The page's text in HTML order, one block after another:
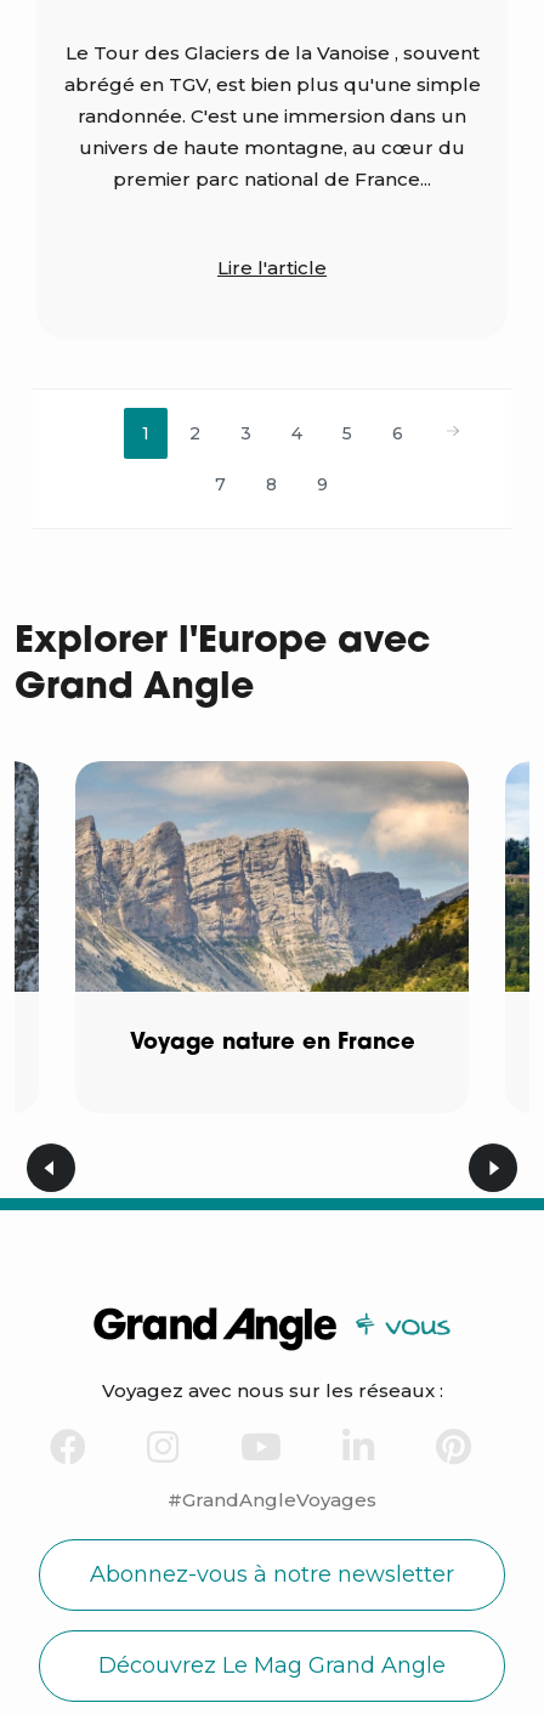
Le Tour des Glaciers de la Vanoise , souvent
abrégé en TGV, est bien plus qu'une simple
randonnée. C'est une immersion dans un
univers de haute montagne, au cœur du
premier parc national de France...
Lire l'article
Pagination
1 2 3 4 5 6
7 8 9
Explorer l'Europe avec
Grand Angle
Voyage nature en France
Voyagez avec nous sur les réseaux :
#GrandAngleVoyages
Abonnez-vous à notre newsletter
Découvrez Le Mag Grand Angle